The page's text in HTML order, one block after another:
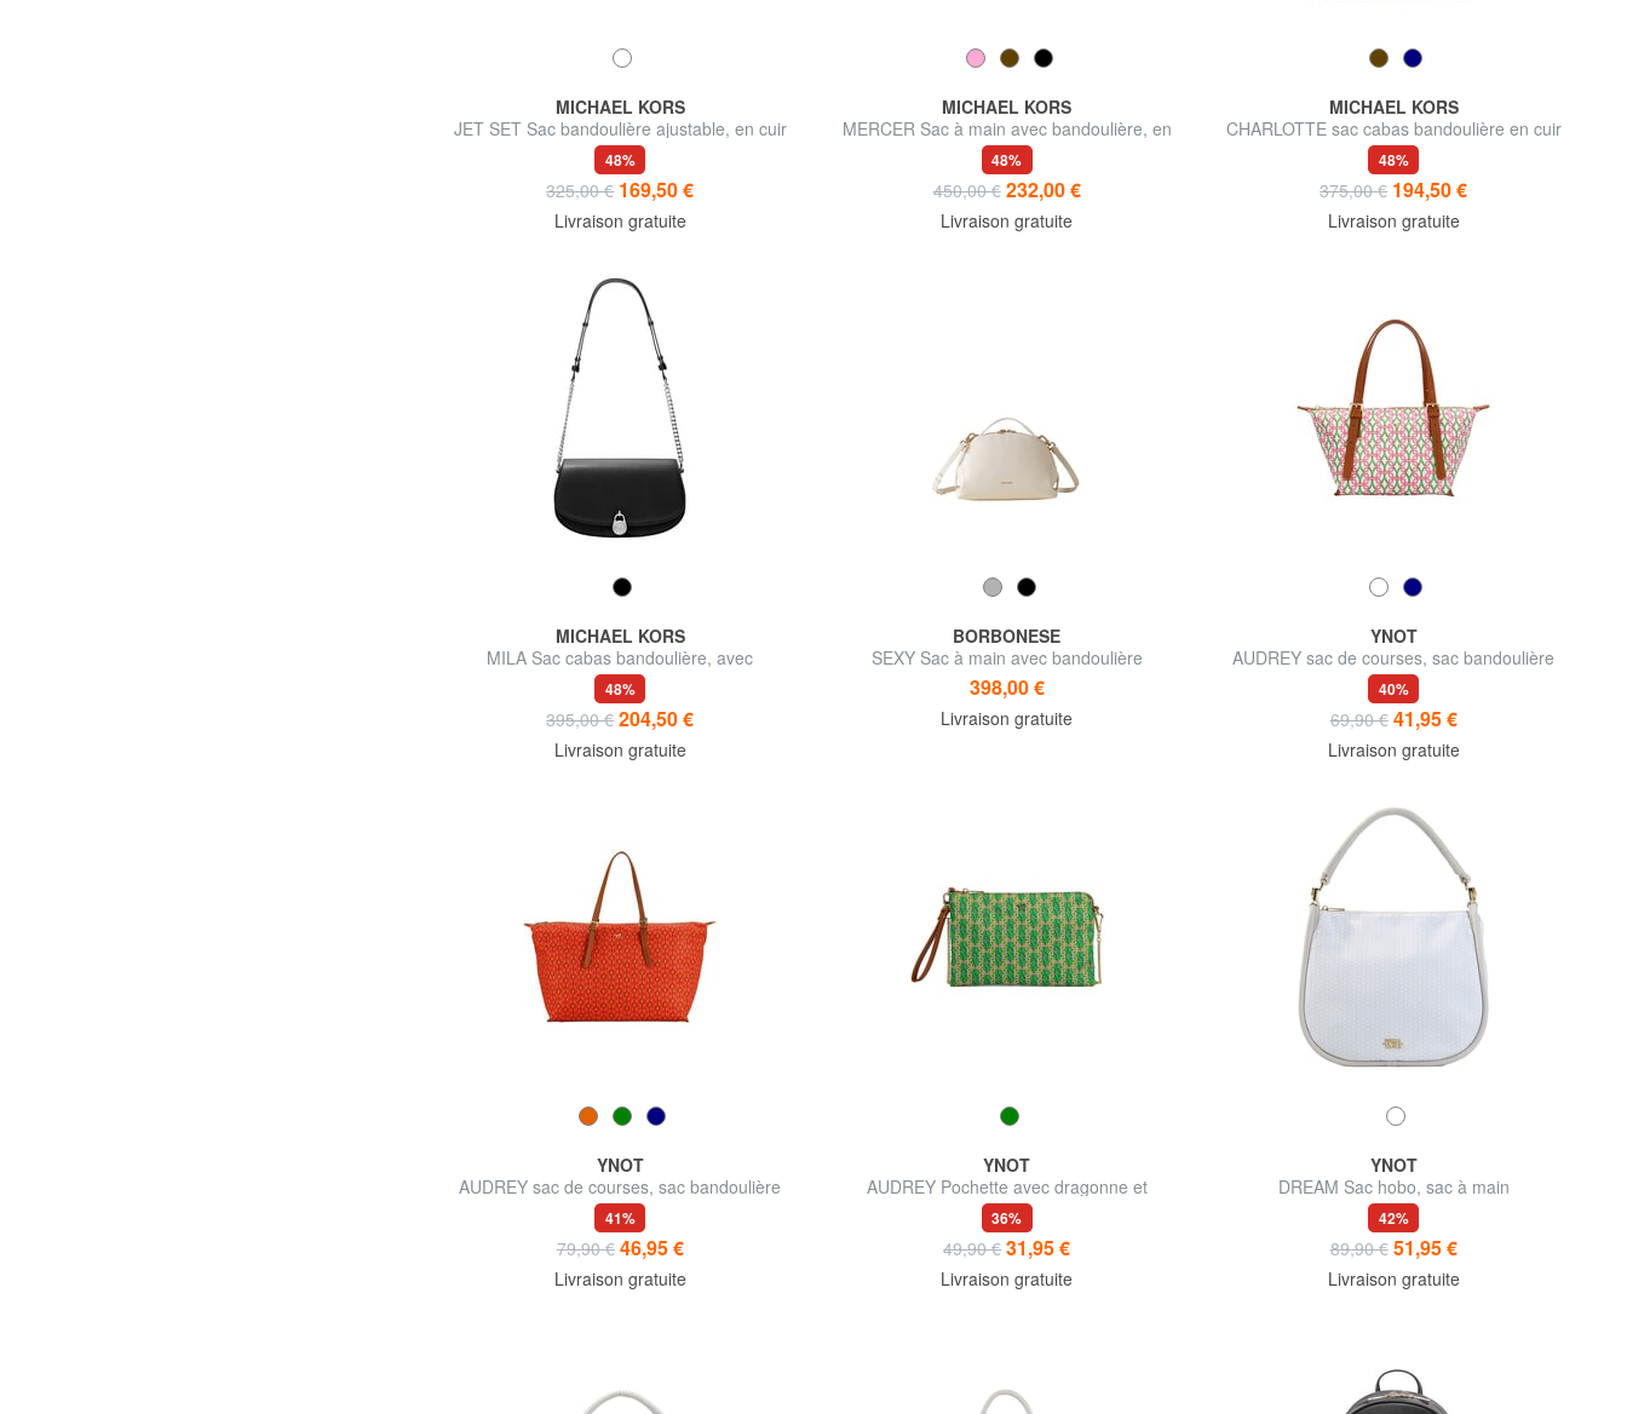
MICHAEL KORS
JET SET Sac bandoulière ajustable, en cuir
48%
325,00 € 169,50 €
Livraison gratuite
MICHAEL KORS
MERCER Sac à main avec bandoulière, en
cuir
48%
450,00 € 232,00 €
Livraison gratuite
MICHAEL KORS
CHARLOTTE sac cabas bandoulière en cuir
48%
375,00 € 194,50 €
Livraison gratuite
MICHAEL KORS
MILA Sac cabas bandoulière, avec
bandoulière
48%
395,00 € 204,50 €
Livraison gratuite
BORBONESE
SEXY Sac à main avec bandoulière
398,00 €
Livraison gratuite
YNOT
AUDREY sac de courses, sac bandoulière
40%
69,90 € 41,95 €
Livraison gratuite
YNOT
AUDREY sac de courses, sac bandoulière
41%
79,90 € 46,95 €
Livraison gratuite
YNOT
AUDREY Pochette avec dragonne et
bandoulière
36%
49,90 € 31,95 €
Livraison gratuite
YNOT
DREAM Sac hobo, sac à main
42%
89,90 € 51,95 €
Livraison gratuite